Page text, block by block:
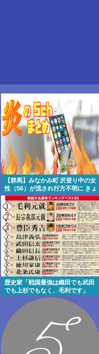
【群馬】みなかみ町 沢登り中の女
性（56）が流され行方不明に きょ
うも朝から捜索行う
歴史家「戦国最強は織田でも武田
でも上杉でもなく、毛利です」